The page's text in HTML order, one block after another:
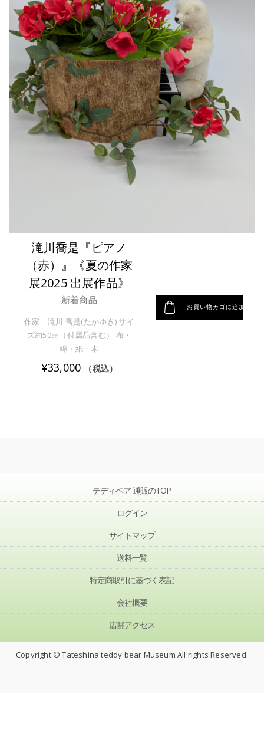
滝川喬是『ピアノ
（赤）』《夏の作家
展2025 出展作品》
新着商品
作家 滝川 喬是(たかゆき) サイ
ズ約50㎝（付属品含む） 布・
綿・紙・木
¥33,000 （税込）
お買い物カゴに追加
テディベア 通販のTOP
ログイン
サイトマップ
送料一覧
特定商取引に基づく表記
会社概要
店舗アクセス
Copyright © Tateshina teddy bear Museum All rights Reserved.